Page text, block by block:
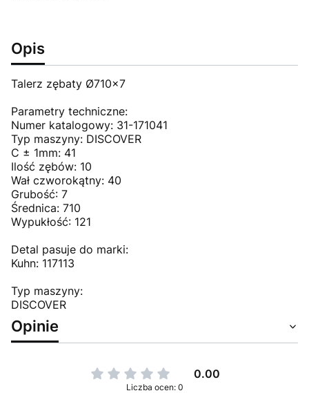
Opis
Talerz zębaty Ø710x7
Parametry techniczne:
Numer katalogowy: 31-171041
Typ maszyny: DISCOVER
C ± 1mm: 41
Ilość zębów: 10
Wał czworokątny: 40
Grubość: 7
Średnica: 710
Wypukłość: 121
Detal pasuje do marki:
Kuhn: 117113
Typ maszyny:
DISCOVER
Opinie
0.00
Liczba ocen: 0